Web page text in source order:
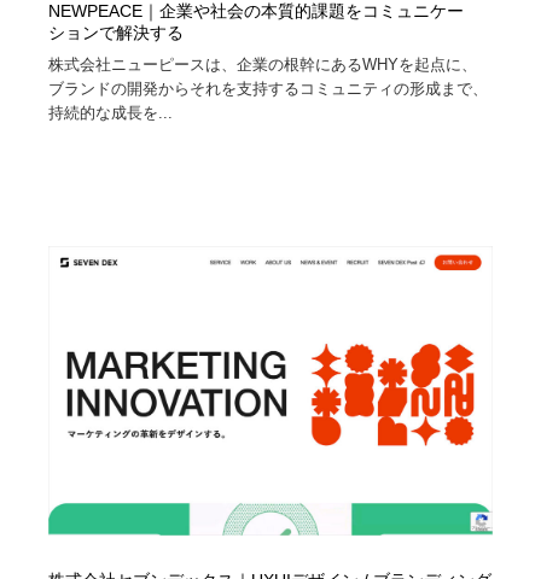
NEWPEACE｜企業や社会の本質的課題をコミュニケー
ションで解決する
株式会社ニューピースは、企業の根幹にあるWHYを起点に、
ブランドの開発からそれを支持するコミュニティの形成まで、
持続的な成長を...